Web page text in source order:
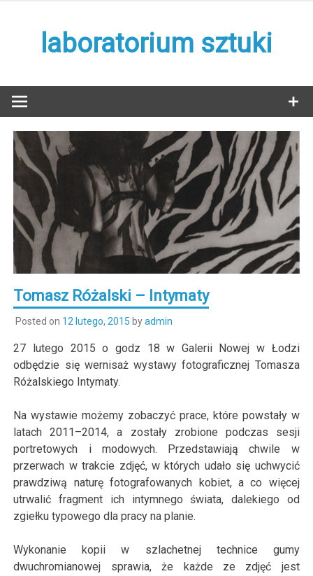
laboratorium sztuki
Tomasz Różalski – Intymaty
Posted on 12 lutego, 2015 byadmin
27 lutego 2015 o godz 18 w Galerii Nowej w Łodzi
odbędzie się wernisaż wystawy fotograficznej Tomasza
Różalskiego Intymaty.
Na wystawie możemy zobaczyć prace, które powstały w
latach 2011–2014, a zostały zrobione podczas sesji
portretowych i modowych. Przedstawiają chwile w
przerwach w trakcie zdjęć, w których udało się uchwycić
prawdziwą naturę fotografowanych kobiet, a co więcej
utrwalić fragment ich intymnego świata, dalekiego od
zgiełku typowego dla pracy na planie.
Wykonanie kopii w szlachetnej technice gumy
dwuchromianowej sprawia, że każde ze zdjęć jest